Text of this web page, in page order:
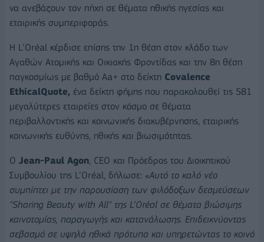
να ανεβάζουν τον πήχη σε θέματα ηθικής ηγεσίας και
εταιρικής συμπεριφοράς.
Η L’Oréal κέρδισε επίσης την 1η θέση στον κλάδο των
Αγαθών Ατομικής και Οικιακής Φροντίδας και την 8η θέση
παγκοσμίως με βαθμό Aa+ στο δείκτη Covalence
EthicalQuote, ένα δείκτη φήμης που παρακολουθεί τις 581
μεγαλύτερες εταιρείες στον κόσμο σε θέματα
περιβαλλοντικής και κοινωνικής διακυβέρνησης, εταιρικής
κοινωνικής ευθύνης, ηθικής και βιωσιμότητας.
Ο Jean-Paul Agon, CEO και Πρόεδρος του Διοικητικού
Συμβουλίου της L’Oréal, δήλωσε: «Αυτό το καλό νέο
συμπίπτει με την παρουσίαση των φιλόδοξων δεσμεύσεων
"Sharing Beauty with All" της L’Oréal σε θέματα βιώσιμης
καινοτομίας, παραγωγής και κατανάλωσης. Επιδεικνύοντας
σεβασμό σε υψηλά ηθικά πρότυπα και υπηρετώντας το κοινό